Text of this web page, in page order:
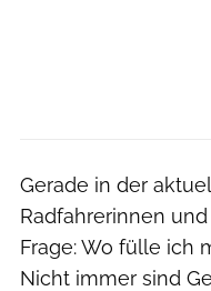
Gerade in der
Radfahrerinnen
Frage: Wo fülle ich
Nicht immer sind